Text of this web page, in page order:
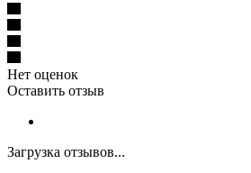
Нет оценок
Оставить отзыв
Загрузка отзывов...